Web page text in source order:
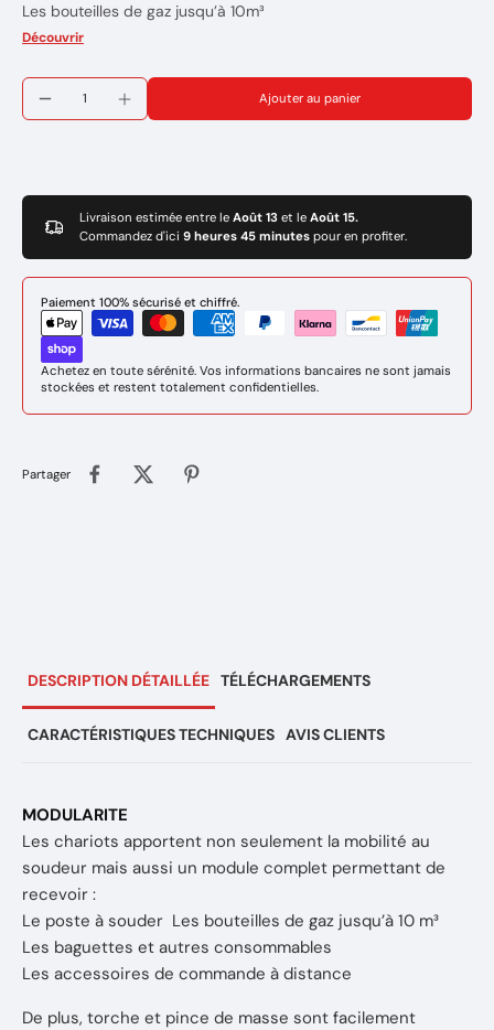
Les bouteilles de gaz jusqu’à 10m³
Les baguettes et autres consommables
Marque : GYS
Réference: 076341
Découvrir
Ajouter au panier
Livraison estimée entre le Août 13 et le Août 15.
Commandez d'ici 9 heures 45 minutes pour en profiter.
Paiement 100% sécurisé et chiffré.
Achetez en toute sérénité. Vos informations bancaires ne sont jamais
stockées et restent totalement confidentielles.
Partager
DESCRIPTION DÉTAILLÉE TÉLÉCHARGEMENTS
CARACTÉRISTIQUES TECHNIQUES AVIS CLIENTS
MODULARITE
Les chariots apportent non seulement la mobilité au
soudeur mais aussi un module complet permettant de
recevoir :
Le poste à souder Les bouteilles de gaz jusqu’à 10 m³
Les baguettes et autres consommables
Les accessoires de commande à distance
De plus, torche et pince de masse sont facilement